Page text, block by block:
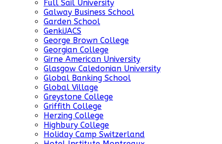
Full Sail University
Galway Business School
Garden School
GenkiJACS
George Brown College
Georgian College
Girne American University
Glasgow Caledonian University
Global Banking School
Global Village
Greystone College
Griffith College
Herzing College
Highbury College
Holiday Camp Switzerland